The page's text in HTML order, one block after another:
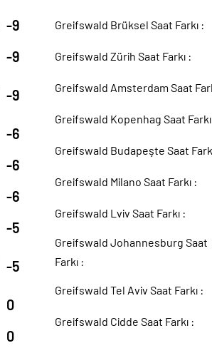
-9
-9
-9
-6
-6
-6
-5
-5
0
0
Greifswald Brüksel Saat Farkı :
Greifswald Zürih Saat Farkı :
Greifswald Amsterdam Saat
Greifswald Kopenhag Saat
Greifswald Budapeşte Saat
Greifswald Milano Saat Farkı :
Greifswald Lviv Saat Farkı :
Greifswald Johannesburg Saat
Farkı :
Greifswald Tel Aviv Saat Farkı :
Greifswald Cidde Saat Farkı :